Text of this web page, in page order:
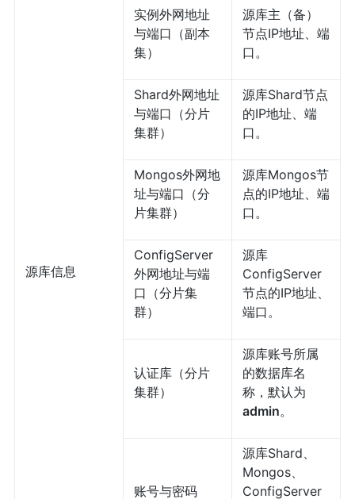
源库信息
实例外网地址
与端口（副本
集）
源库主（备）
节点IP地址、端
口。
Shard外网地址
与端口（分片
集群）
源库Shard节点
的IP地址、端
口。
Mongos外网地
址与端口（分
片集群）
源库Mongos节
点的IP地址、端
口。
ConfigServer
外网地址与端
口（分片集
群）
源库
ConfigServer
节点的IP地址、
端口。
认证库（分片
集群）
源库账号所属
的数据库名
称，默认为
admin。
账号与密码
源库Shard、
Mongos、
ConfigServer